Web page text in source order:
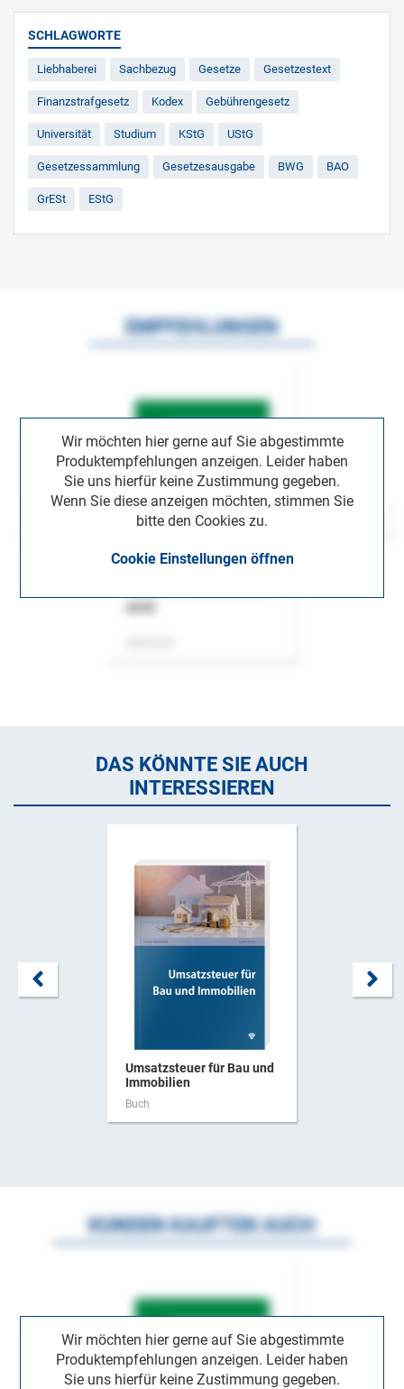
SCHLAGWORTE
Liebhaberei Sachbezug Gesetze Gesetzestext
Finanzstrafgesetz Kodex Gebührengesetz
Universität Studium KStG UStG
Gesetzessammlung Gesetzesausgabe BWG BAO
GrESt EStG
Wir möchten hier gerne auf Sie abgestimmte
Produktempfehlungen anzeigen. Leider haben
Sie uns hierfür keine Zustimmung gegeben.
Wenn Sie diese anzeigen möchten, stimmen Sie
bitte den Cookies zu.
Cookie Einstellungen öffnen
EMPFEHLUNGEN
DAS KÖNNTE SIE AUCH
INTERESSIEREN
Umsatzsteuer für Bau und
Immobilien
Buch
Wir möchten hier gerne auf Sie abgestimmte
Produktempfehlungen anzeigen. Leider haben
Sie uns hierfür keine Zustimmung gegeben.
KUNDEN KAUFTEN AUCH